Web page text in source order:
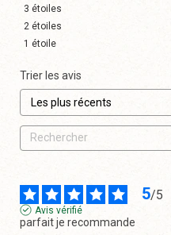
3 étoiles
2 étoiles
1 étoile
Trier les avis
5/5
Avis vérifié
parfait je recommande